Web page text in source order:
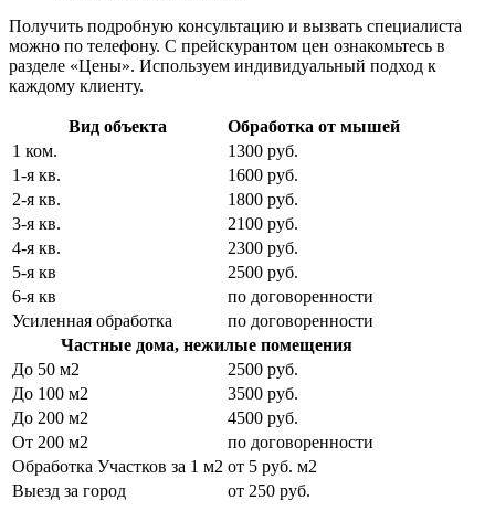
Получить подробную консультацию и вызвать специалиста
можно по телефону. С прейскурантом цен ознакомьтесь в
разделе «Цены». Используем индивидуальный подход к
каждому клиенту.
Вид объекта
Обработка от мышей
1 ком.
1300 руб.
1-я кв.
1600 руб.
2-я кв.
1800 руб.
3-я кв.
2100 руб.
4-я кв.
2300 руб.
5-я кв
2500 руб.
6-я кв
по договоренности
Усиленная обработка
по договоренности
Частные дома, нежилые помещения
До 50 м2
2500 руб.
До 100 м2
3500 руб.
До 200 м2
4500 руб.
От 200 м2
по договоренности
Обработка Участков за 1 м2 от 5 руб. м2
Выезд за город
от 250 руб.